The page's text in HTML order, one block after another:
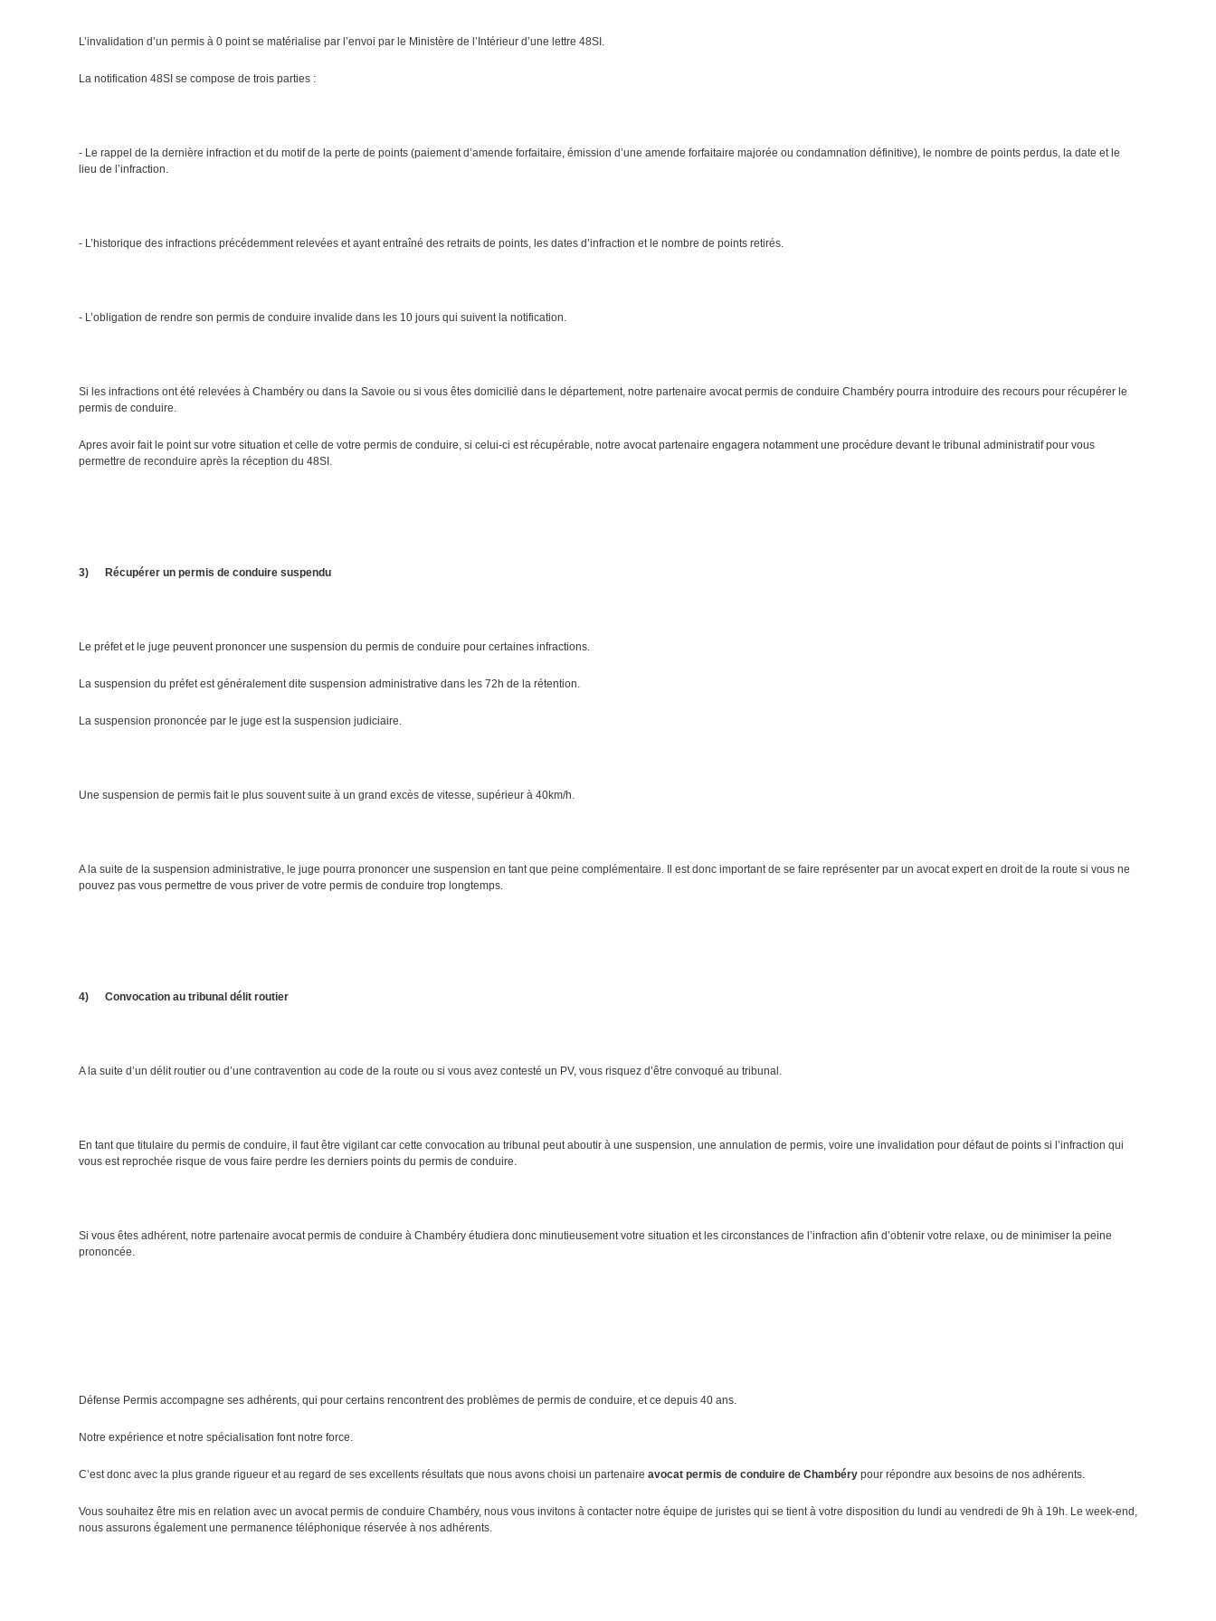
L’invalidation d’un permis à 0 point se matérialise par l’envoi par le Ministère de l’Intérieur d’une lettre 48SI.
La notification 48SI se compose de trois parties :
- Le rappel de la dernière infraction et du motif de la perte de points (paiement d’amende forfaitaire, émission d’une amende forfaitaire majorée ou condamnation définitive), le nombre de points perdus, la date et le
lieu de l’infraction.
- L’historique des infractions précédemment relevées et ayant entraîné des retraits de points, les dates d’infraction et le nombre de points retirés.
- L’obligation de rendre son permis de conduire invalide dans les 10 jours qui suivent la notification.
Si les infractions ont été relevées à Chambéry ou dans la Savoie ou si vous êtes domicilié dans le département, notre partenaire avocat permis de conduire Chambéry pourra introduire des recours pour récupérer le
permis de conduire.
Apres avoir fait le point sur votre situation et celle de votre permis de conduire, si celui-ci est récupérable, notre avocat partenaire engagera notamment une procédure devant le tribunal administratif pour vous
permettre de reconduire après la réception du 48SI.
3) Récupérer un permis de conduire suspendu
Le préfet et le juge peuvent prononcer une suspension du permis de conduire pour certaines infractions.
La suspension du préfet est généralement dite suspension administrative dans les 72h de la rétention.
La suspension prononcée par le juge est la suspension judiciaire.
Une suspension de permis fait le plus souvent suite à un grand excès de vitesse, supérieur à 40km/h.
A la suite de la suspension administrative, le juge pourra prononcer une suspension en tant que peine complémentaire. Il est donc important de se faire représenter par un avocat expert en droit de la route si vous ne
pouvez pas vous permettre de vous priver de votre permis de conduire trop longtemps.
4) Convocation au tribunal délit routier
A la suite d’un délit routier ou d’une contravention au code de la route ou si vous avez contesté un PV, vous risquez d’être convoqué au tribunal.
En tant que titulaire du permis de conduire, il faut être vigilant car cette convocation au tribunal peut aboutir à une suspension, une annulation de permis, voire une invalidation pour défaut de points si l’infraction qui
vous est reprochée risque de vous faire perdre les derniers points du permis de conduire.
Si vous êtes adhérent, notre partenaire avocat permis de conduire à Chambéry étudiera donc minutieusement votre situation et les circonstances de l’infraction afin d’obtenir votre relaxe, ou de minimiser la peine
prononcée.
Défense Permis accompagne ses adhérents, qui pour certains rencontrent des problèmes de permis de conduire, et ce depuis 40 ans.
Notre expérience et notre spécialisation font notre force.
C’est donc avec la plus grande rigueur et au regard de ses excellents résultats que nous avons choisi un partenaire avocat permis de conduire de Chambéry pour répondre aux besoins de nos adhérents.
Vous souhaitez être mis en relation avec un avocat permis de conduire Chambéry, nous vous invitons à contacter notre équipe de juristes qui se tient à votre disposition du lundi au vendredi de 9h à 19h. Le week-end,
nous assurons également une permanence téléphonique réservée à nos adhérents.